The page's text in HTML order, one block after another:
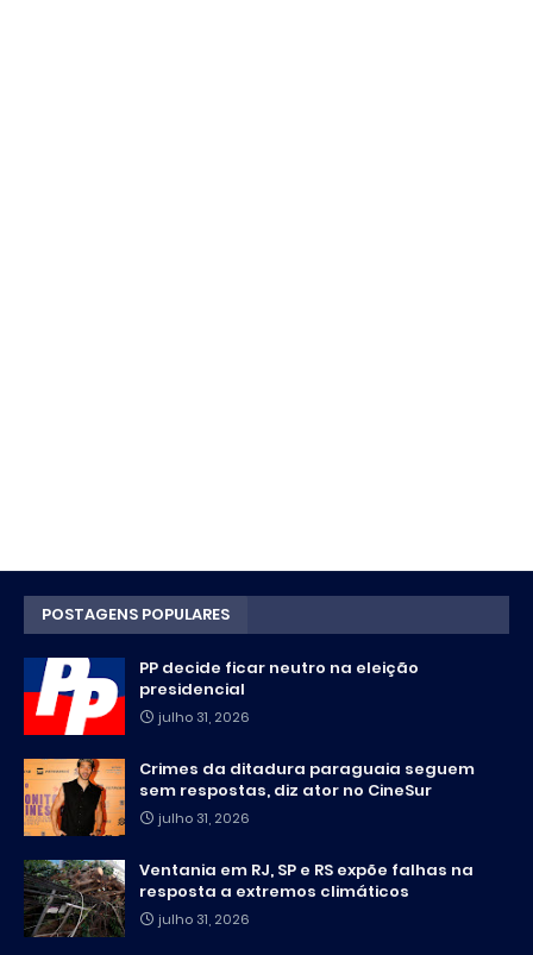
POSTAGENS POPULARES
PP decide ficar neutro na eleição
presidencial
julho 31, 2026
Crimes da ditadura paraguaia seguem
sem respostas, diz ator no CineSur
julho 31, 2026
Ventania em RJ, SP e RS expõe falhas na
resposta a extremos climáticos
julho 31, 2026